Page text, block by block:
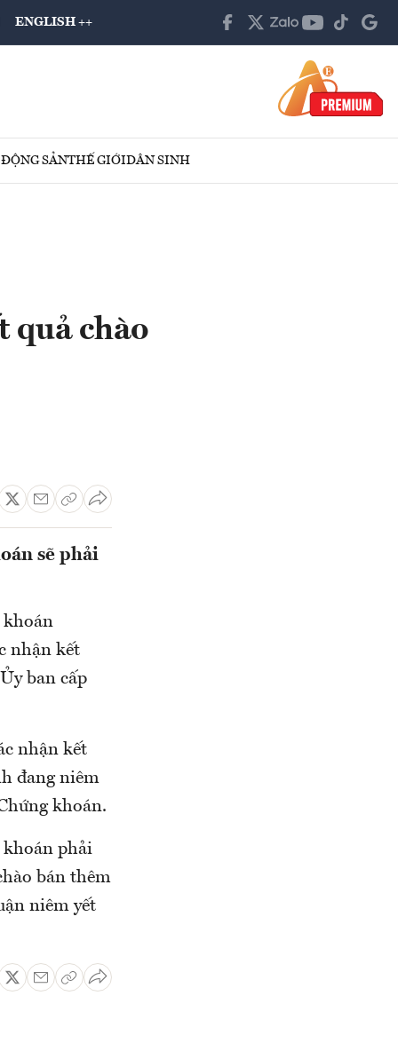
ENGLISH ++
SẢNTHẾ GIỚIDÂN SINH
quả chào
sẽ phải
khoán
nhận kết
ban cấp
nhận kết
đang niêm
khoán.
khoán phải
bán thêm
niêm yết